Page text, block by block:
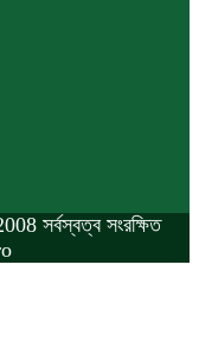
সর্বস্বত্ব সংরক্ষিত